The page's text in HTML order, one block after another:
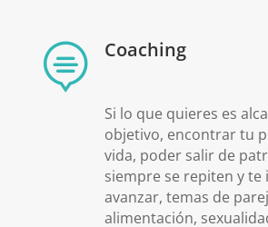
 Coaching
Si lo que quieres es
objetivo, encontrar tu
vida, poder salir de
siempre se repiten y te
avanzar, temas de
alimentación,